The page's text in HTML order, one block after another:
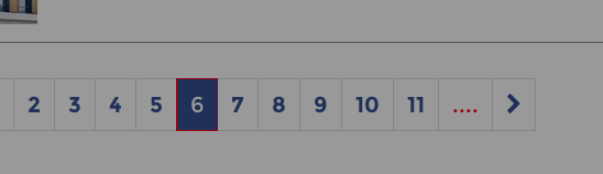
2 3 4 5 6 7 8 9 10 11 ....